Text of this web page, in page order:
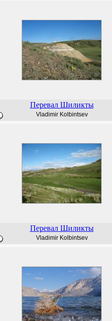
Перевал Шиликты
Vladimir Kolbintsev
Перевал Шиликты
Vladimir Kolbintsev